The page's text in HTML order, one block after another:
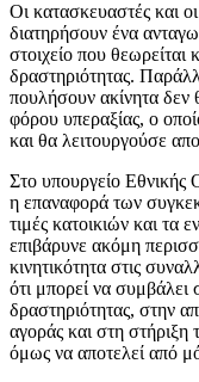
Οι κατασκευαστές και
διατηρήσουν ένα
στοιχείο που θεωρείται
δραστηριότητας.
πουλήσουν ακίνητα δεν
φόρου υπεραξίας, ο
και θα λειτουργούσε
Στο υπουργείο Εθνικής
η επαναφορά των
τιμές κατοικιών και τα
επιβάρυνε ακόμη
κινητικότητα στις
ότι μπορεί να συμβάλει
δραστηριότητας, στην
αγοράς και στη στήριξη
όμως να αποτελεί από